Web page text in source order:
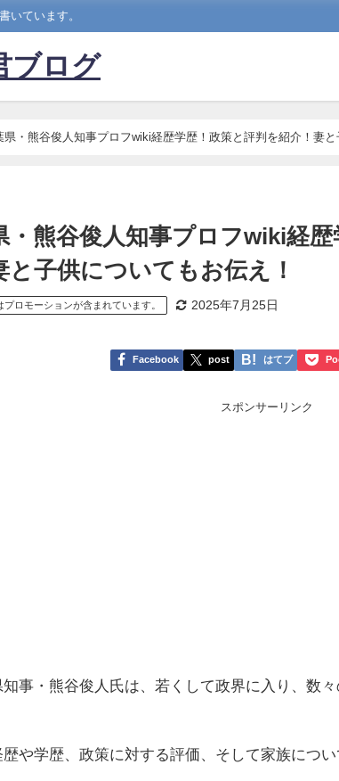
いています。
ブログ
県・熊谷俊人知事プロフwiki経歴学歴！政策と評判を紹介！妻と
・熊谷俊人知事プロフwiki経
と子供についてもお伝え！
ロモーションが含まれています。 2025年7月25日
Facebook post はてブ
スポンサーリンク
知事・熊谷俊人氏は、若くして政界に入り、数
や学歴、政策に対する評価、そして家族につい